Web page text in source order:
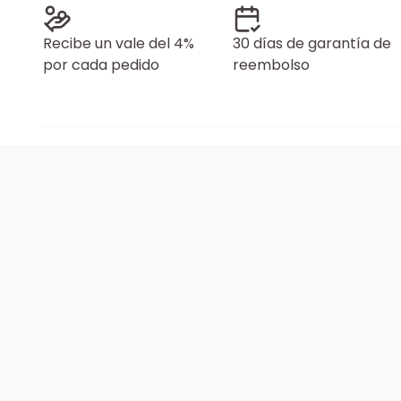
Recibe un vale del 4%
por cada pedido
30 días de garantía de
reembolso